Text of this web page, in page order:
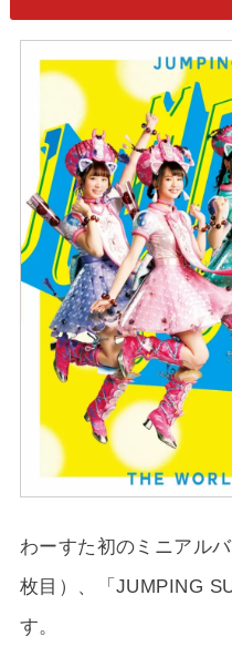
わーすた初のミニアル
枚目）、「JUMPING
す。